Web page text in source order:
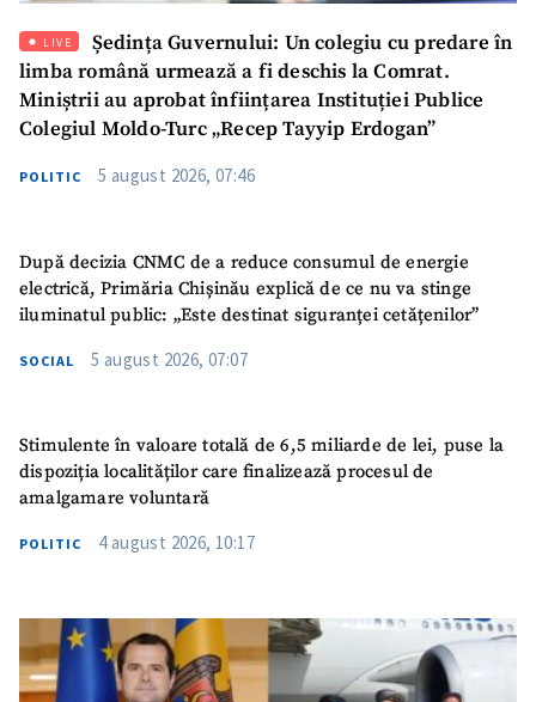
LIVE
Ședința Guvernului: Un colegiu cu predare în
limba română urmează a fi deschis la Comrat.
Miniștrii au aprobat înființarea Instituției Publice
Colegiul Moldo-Turc „Recep Tayyip Erdogan”
POLITIC 5 august 2026, 07:46
După decizia CNMC de a reduce consumul de energie
electrică, Primăria Chișinău explică de ce nu va stinge
iluminatul public: „Este destinat siguranței cetățenilor”
SOCIAL 5 august 2026, 07:07
Stimulente în valoare totală de 6,5 miliarde de lei, puse la
dispoziția localităților care finalizează procesul de
amalgamare voluntară
POLITIC 4 august 2026, 10:17